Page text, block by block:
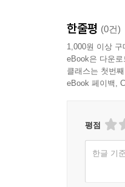
한줄평 (0건)
1,000원 이상
eBook은 다운
클래스는 첫번
eBook 페이백,
평점
한글 기